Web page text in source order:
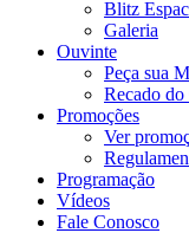
Blitz
Galeria
Ouvinte
Peça sua
Recado
Promoções
Ver
Programação
Vídeos
Fale Conosco